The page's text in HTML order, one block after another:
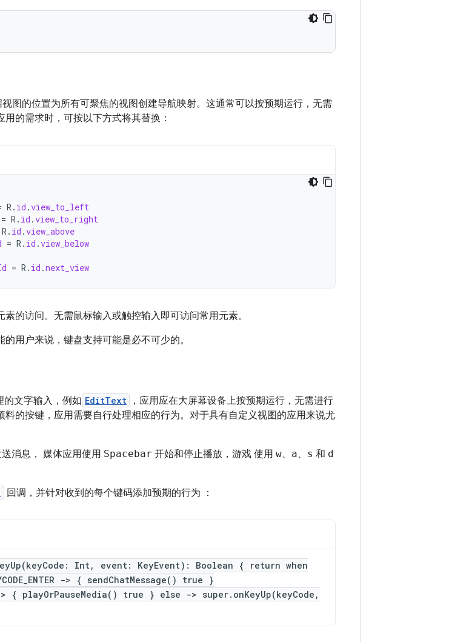
图的位置为所有可聚焦的视图创建导航映射。这通常可以按预期运行，无需
的需求时，可按以下方式将其替换：
R . id .view_to_left
= R . id .view_to_right
R . id .view_above
= R . id .view_below
= R . id .next_view
的访问。无需鼠标输入或触控输入即可访问常用元素。
用户来说，键盘支持可能是必不可少的。
的文字输入，例如 EditText
，应用应在大屏幕设备上按预期运行，无需进行
料的按键，应用需要自行处理相应的行为。对于具有自定义视图的应用来说尤
消息， 媒体应用使用 Spacebar 开始和停止播放，游戏 使用 w、 a、 s 和 d
回调，并针对收到的每个键码添加预期的行为 ：
Int, event: KeyEvent): Boolean { return when
-> { sendChatMessage() true }
-> { playOrPauseMedia() true } else -> super.onKeyUp(keyCode,